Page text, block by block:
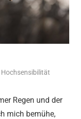
Hochsensibilität
Regen und der
mich bemühe,